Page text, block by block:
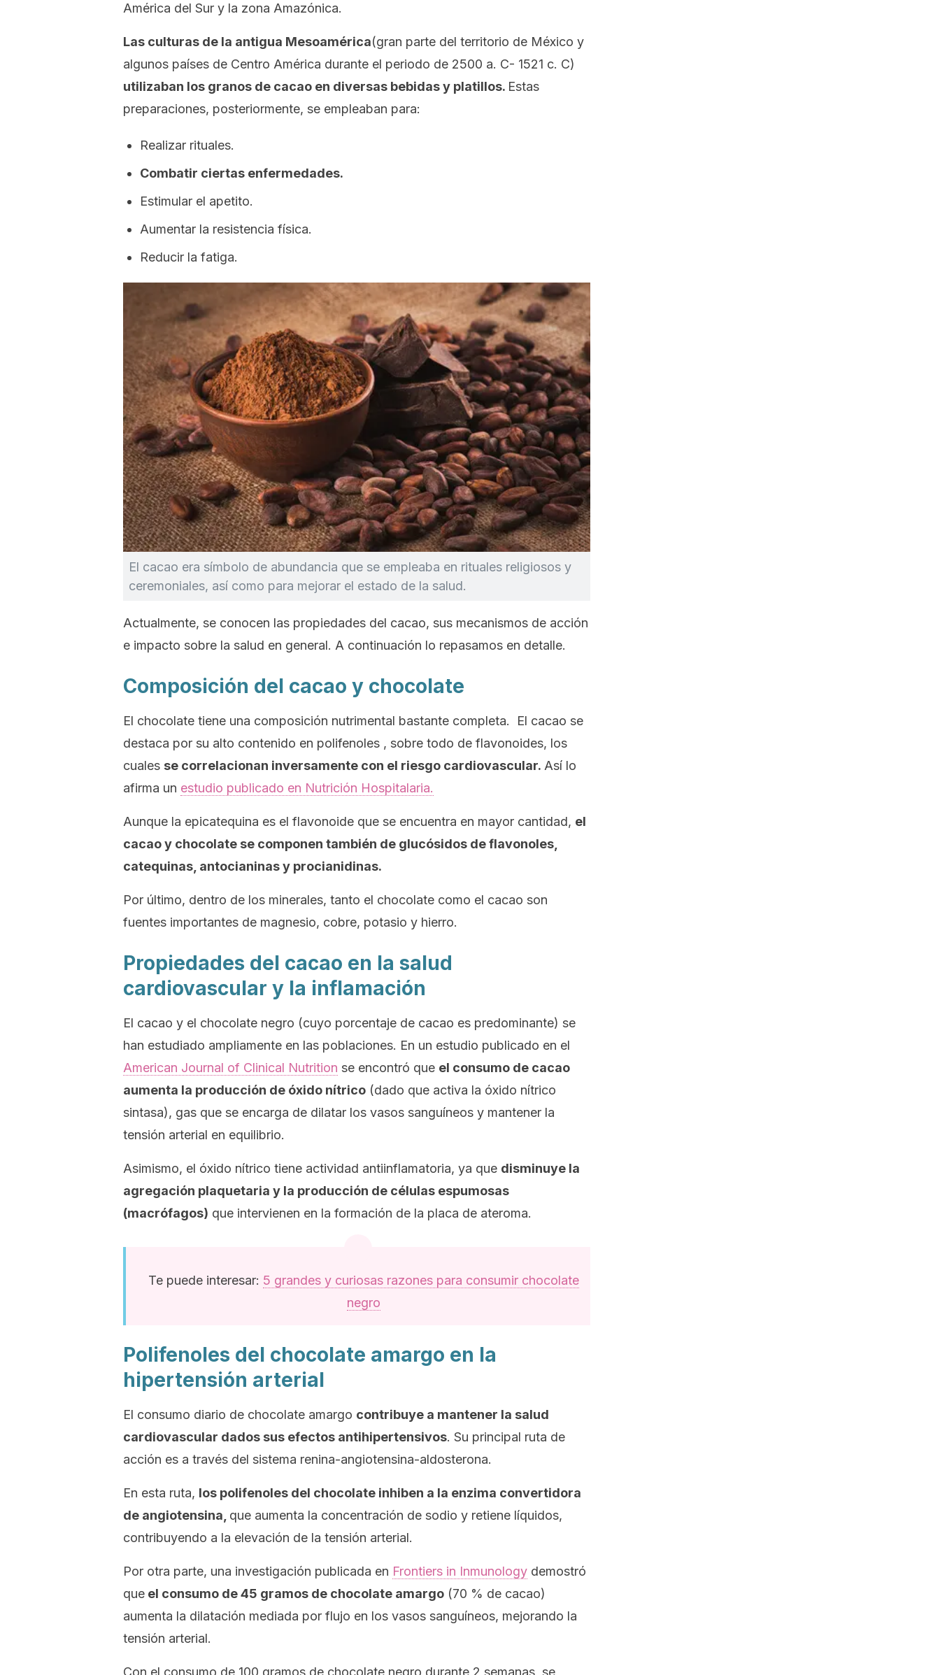
América del Sur y la zona Amazónica.
Las culturas de la antigua Mesoamérica(gran parte del territorio de México y
algunos países de Centro América durante el periodo de 2500 a. C- 1521 c. C)
utilizaban los granos de cacao en diversas bebidas y platillos. Estas
preparaciones, posteriormente, se empleaban para:
Realizar rituales.
Combatir ciertas enfermedades.
Estimular el apetito.
Aumentar la resistencia física.
Reducir la fatiga.
El cacao era símbolo de abundancia que se empleaba en rituales religiosos y
ceremoniales, así como para mejorar el estado de la salud.
Actualmente, se conocen las propiedades del cacao, sus mecanismos de acción
e impacto sobre la salud en general. A continuación lo repasamos en detalle.
Composición del cacao y chocolate
El chocolate tiene una composición nutrimental bastante completa. El cacao se
destaca por su alto contenido en polifenoles , sobre todo de flavonoides, los
cuales se correlacionan inversamente con el riesgo cardiovascular. Así lo
afirma un estudio publicado en Nutrición Hospitalaria.
Aunque la epicatequina es el flavonoide que se encuentra en mayor cantidad, el
cacao y chocolate se componen también de glucósidos de flavonoles,
catequinas, antocianinas y procianidinas.
Por último, dentro de los minerales, tanto el chocolate como el cacao son
fuentes importantes de magnesio, cobre, potasio y hierro.
Propiedades del cacao en la salud
cardiovascular y la inflamación
El cacao y el chocolate negro (cuyo porcentaje de cacao es predominante) se
han estudiado ampliamente en las poblaciones. En un estudio publicado en el
American Journal of Clinical Nutrition se encontró que el consumo de cacao
aumenta la producción de óxido nítrico (dado que activa la óxido nítrico
sintasa), gas que se encarga de dilatar los vasos sanguíneos y mantener la
tensión arterial en equilibrio.
Asimismo, el óxido nítrico tiene actividad antiinflamatoria, ya que disminuye la
agregación plaquetaria y la producción de células espumosas
(macrófagos) que intervienen en la formación de la placa de ateroma.
Te puede interesar: 5 grandes y curiosas razones para consumir chocolate
negro
Polifenoles del chocolate amargo en la
hipertensión arterial
El consumo diario de chocolate amargo contribuye a mantener la salud
cardiovascular dados sus efectos antihipertensivos. Su principal ruta de
acción es a través del sistema renina-angiotensina-aldosterona.
En esta ruta, los polifenoles del chocolate inhiben a la enzima convertidora
de angiotensina, que aumenta la concentración de sodio y retiene líquidos,
contribuyendo a la elevación de la tensión arterial.
Por otra parte, una investigación publicada en Frontiers in Inmunology demostró
que el consumo de 45 gramos de chocolate amargo (70 % de cacao)
aumenta la dilatación mediada por flujo en los vasos sanguíneos, mejorando la
tensión arterial.
Con el consumo de 100 gramos de chocolate negro durante 2 semanas, se